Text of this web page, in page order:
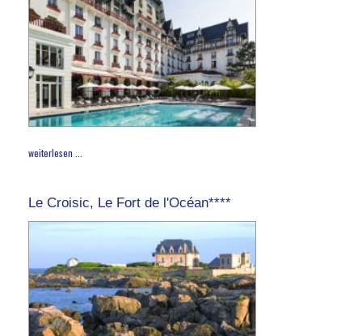
weiterlesen ...
Le Croisic, Le Fort de l'Océan****